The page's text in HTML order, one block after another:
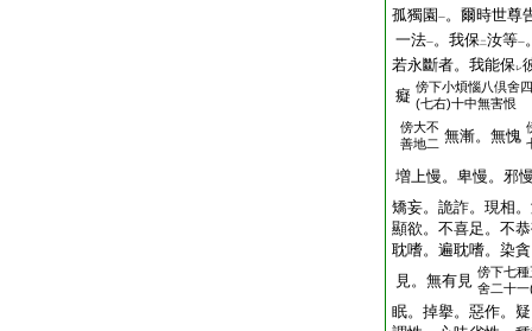
孤獨園 一。爾時世尊
一法一。我保二汝等一
若永斷者。我能保レ
癡 傍下小煩惱八倶舍四
(七右)十中無害恨
傍大不
善地二 無漸。無愧
増上慢。卑慢。邪
矯妄。詭詐。現相
顯欲。不喜足。不
耽嗜。遍耽嗜。染
見。無有見 傍下七
舍二十
眠。掉擧。惡作。